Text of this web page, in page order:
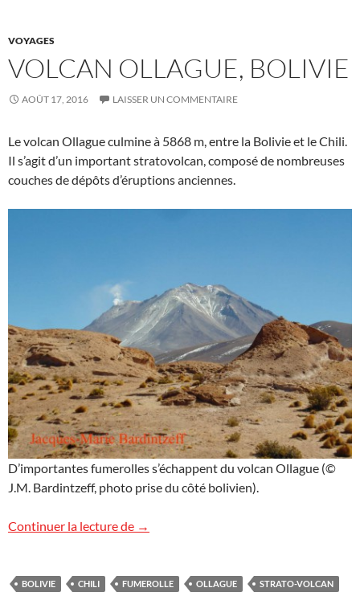
VOYAGES
VOLCAN OLLAGUE, BOLIVIE
AOÛT 17, 2016 LAISSER UN COMMENTAIRE
Le volcan Ollague culmine à 5868 m, entre la Bolivie et le Chili.
Il s’agit d’un important stratovolcan, composé de nombreuses
couches de dépôts d’éruptions anciennes.
D’importantes fumerolles s’échappent du volcan Ollague (©
J.M. Bardintzeff, photo prise du côté bolivien).
Continuer la lecture de Volcan Ollague, Bolivie
→
BOLIVIE CHILI FUMEROLLE OLLAGUE STRATO-VOLCAN